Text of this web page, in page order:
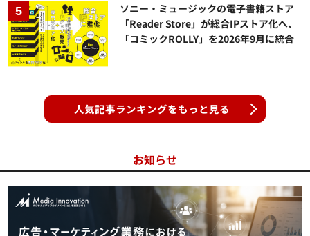
ソニー・ミュージックの電子書籍ストア
「Reader Store」が総合IPストア化へ、
「コミックROLLY」を2026年9月に統合
人気記事ランキングをもっと見る
お知らせ